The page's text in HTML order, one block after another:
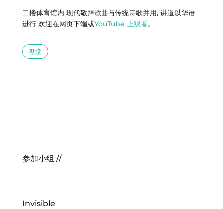
二楼体育馆内 现代敬拜歌曲与传统诗歌并用, 讲道以华语
进行 欢迎在网页下端或YouTube 上观看。
母堂
参加小组 //
Invisible